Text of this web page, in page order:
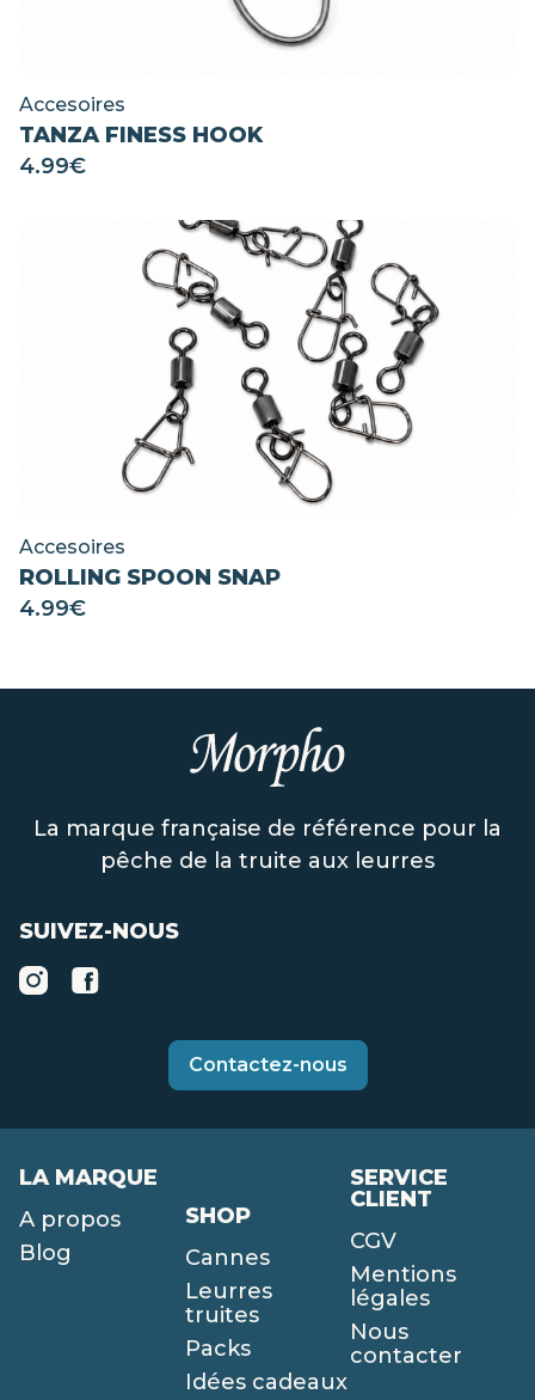
Accesoires
TANZA FINESS HOOK
4.99€
Accesoires
ROLLING SPOON SNAP
4.99€
La marque française de référence pour la
pêche de la truite aux leurres
SUIVEZ-NOUS
Contactez-nous
LA MARQUE
A propos
Blog
SHOP
Cannes
Leurres
truites
Packs
Idées cadeaux
SERVICE
CLIENT
CGV
Mentions
légales
Nous
contacter